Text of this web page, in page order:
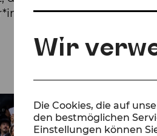
Wir
Die Cookies, die auf
den bestmöglichen
Einstellungen können
auf ORF1 in der